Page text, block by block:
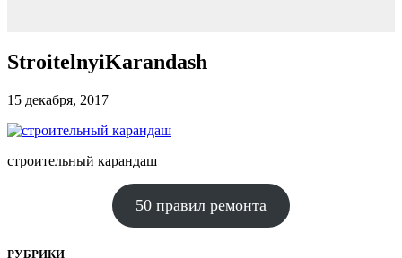
StroitelnyiKarandash
15 декабря, 2017
строительный карандаш
50 правил ремонта
РУБРИКИ